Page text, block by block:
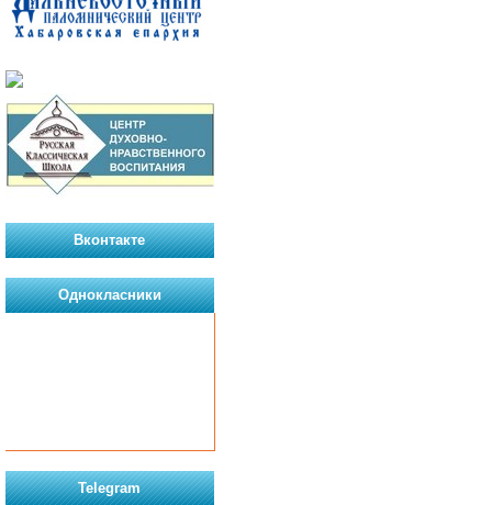
Вконтакте
Однокласники
Telegram